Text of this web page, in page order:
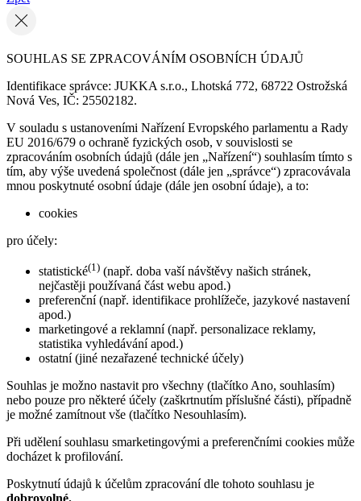
SOUHLAS SE ZPRACOVÁNÍM OSOBNÍCH ÚDAJŮ
Identifikace správce: JUKKA s.r.o., Lhotská 772, 68722 Ostrožská
Nová Ves, IČ: 25502182.
V souladu s ustanoveními Nařízení Evropského parlamentu a Rady
EU 2016/679 o ochraně fyzických osob, v souvislosti se
zpracováním osobních údajů (dále jen „Nařízení“) souhlasím tímto s
tím, aby výše uvedená společnost (dále jen „správce“) zpracovávala
mnou poskytnuté osobní údaje (dále jen osobní údaje), a to:
cookies
pro účely:
statistické(1) (např. doba vaší návštěvy našich stránek,
nejčastěji používaná část webu apod.)
preferenční (např. identifikace prohlížeče, jazykové nastavení
apod.)
marketingové a reklamní (např. personalizace reklamy,
statistika vyhledávání apod.)
ostatní (jiné nezařazené technické účely)
Souhlas je možno nastavit pro všechny (tlačítko Ano, souhlasím)
nebo pouze pro některé účely (zaškrtnutím příslušné části), případně
je možné zamítnout vše (tlačítko Nesouhlasím).
Při udělení souhlasu smarketingovými a preferenčními cookies může
docházet k profilování.
Poskytnutí údajů k účelům zpracování dle tohoto souhlasu je